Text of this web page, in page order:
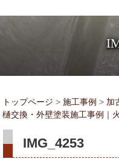
トップページ > 施工事例 > 加
樋交換・外壁塗装施工事例｜
IMG_4253